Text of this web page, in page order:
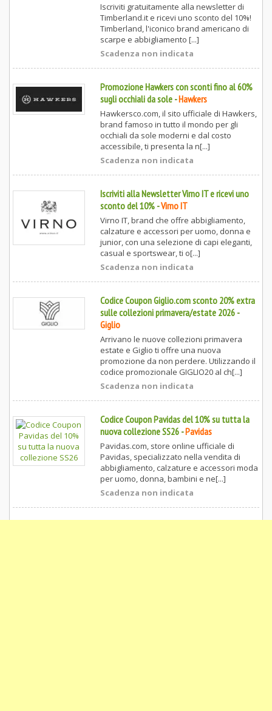
Iscriviti gratuitamente alla newsletter di
Timberland.it e ricevi uno sconto del 10%!
Timberland, l'iconico brand americano di
scarpe e abbigliamento [...]
Scadenza non indicata
Promozione Hawkers con sconti fino al 60%
sugli occhiali da sole-Hawkers
Hawkersco.com, il sito ufficiale di Hawkers,
brand famoso in tutto il mondo per gli
occhiali da sole moderni e dal costo
accessibile, ti presenta la n[...]
Scadenza non indicata
Iscriviti alla Newsletter Virno IT e ricevi uno
sconto del 10%-Virno IT
Virno IT, brand che offre abbigliamento,
calzature e accessori per uomo, donna e
junior, con una selezione di capi eleganti,
casual e sportswear, ti o[...]
Scadenza non indicata
Codice Coupon Giglio.com sconto 20% extra
sulle collezioni primavera/estate 2026-
Giglio
Arrivano le nuove collezioni primavera
estate e Giglio ti offre una nuova
promozione da non perdere. Utilizzando il
codice promozionale GIGLIO20 al ch[...]
Scadenza non indicata
Codice Coupon Pavidas del 10% su tutta la
nuova collezione SS26-Pavidas
Pavidas.com, store online ufficiale di
Pavidas, specializzato nella vendita di
abbigliamento, calzature e accessori moda
per uomo, donna, bambini e ne[...]
Scadenza non indicata